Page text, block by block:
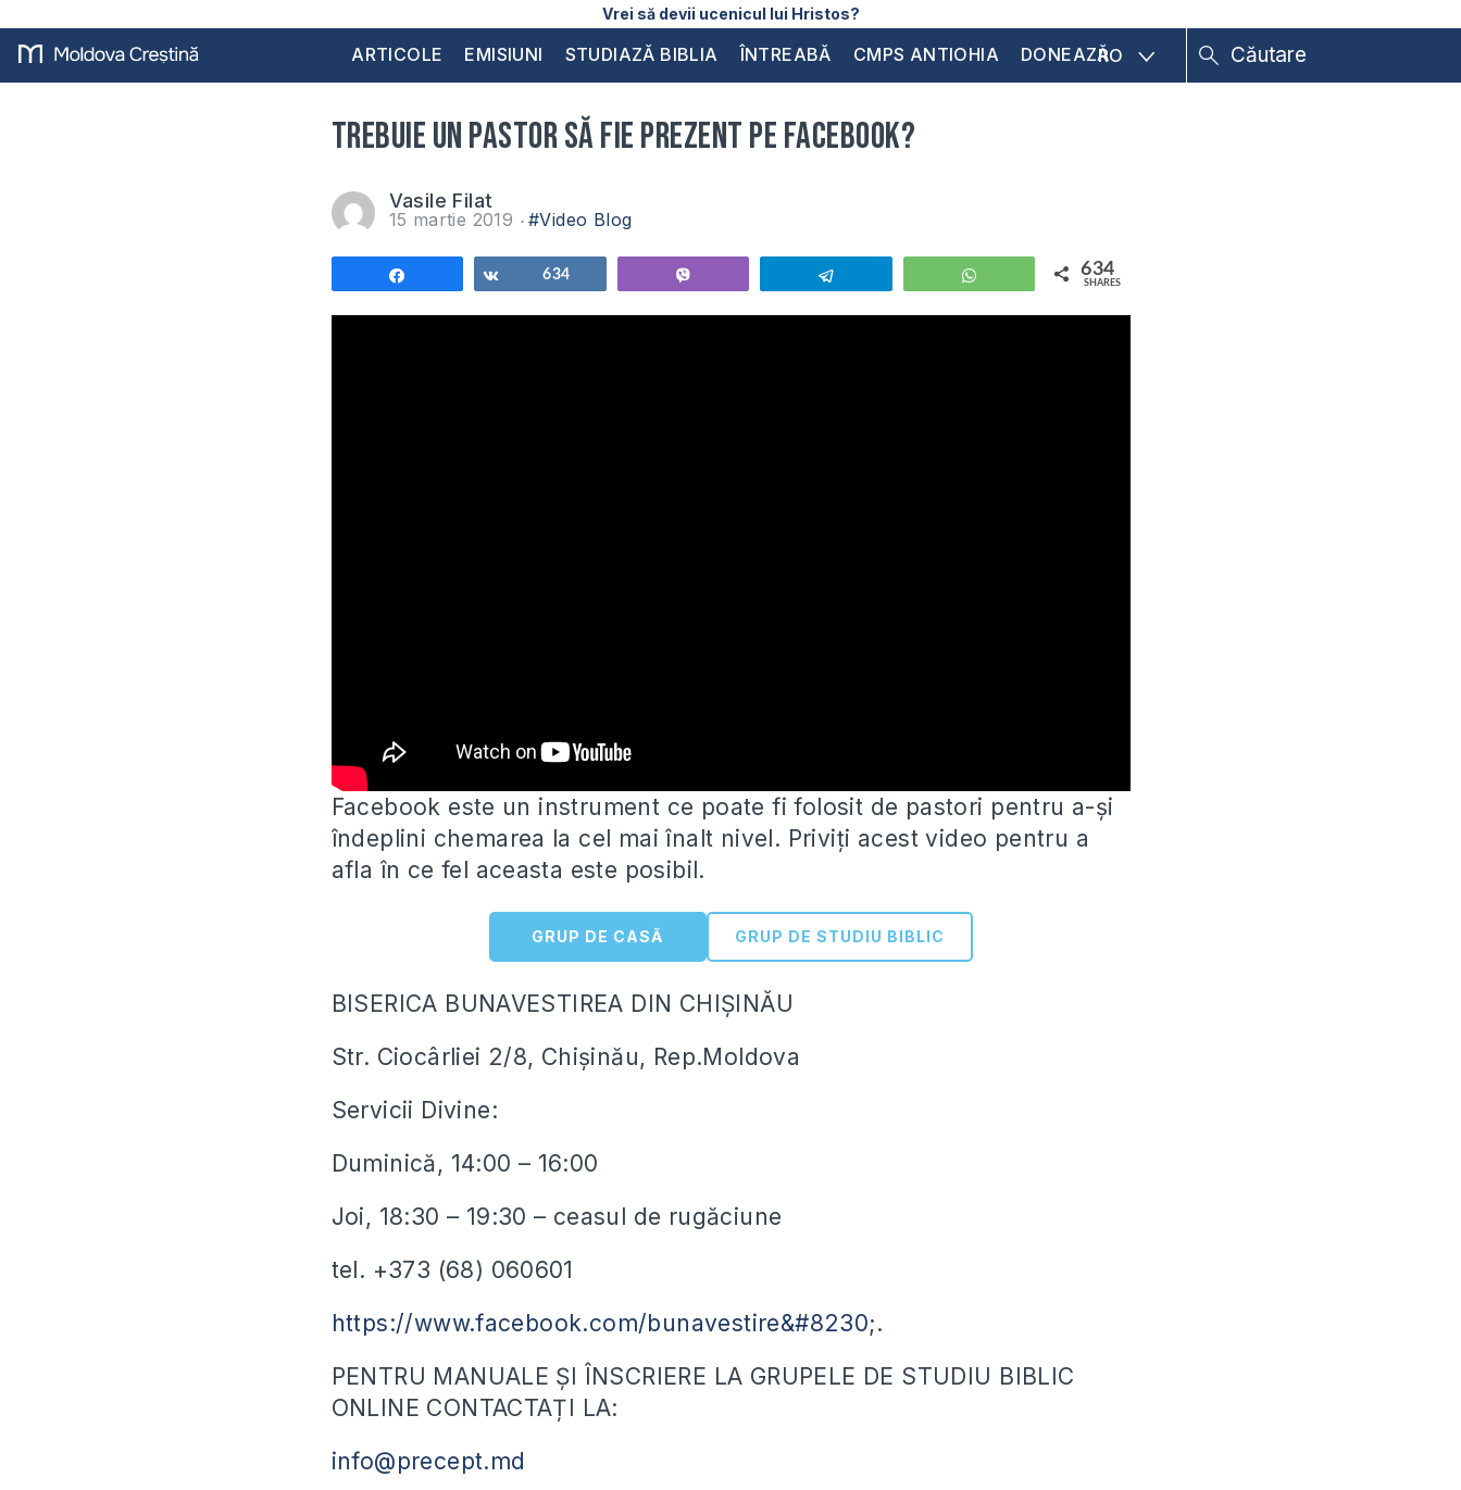
Vrei să devii ucenicul lui Hristos?
ARTICOLE EMISIUNI STUDIAZĂ BIBLIA ÎNTREABĂ CMPS ANTIOHIA DONEAZĂRO
Trebuie un pastor să fie prezent pe facebook?
Vasile Filat
15 martie 2019 #Video Blog
Share634 WhatsApp 634
SHARES
Facebook este un instrument ce poate fi folosit de pastori pentru a-și
îndeplini chemarea la cel mai înalt nivel. Priviți acest video pentru a
afla în ce fel aceasta este posibil.
GRUP DE CASĂ GRUP DE STUDIU BIBLIC
BISERICA BUNAVESTIREA DIN CHIȘINĂU
Str. Ciocârliei 2/8, Chișinău, Rep.Moldova
Servicii Divine:
Duminică, 14:00 – 16:00
Joi, 18:30 – 19:30 – ceasul de rugăciune
tel. +373 (68) 060601
https://www.facebook.com/bunavestire&#8230;.
PENTRU MANUALE ȘI ÎNSCRIERE LA GRUPELE DE STUDIU BIBLIC
ONLINE CONTACTAȚI LA:
info@precept.md